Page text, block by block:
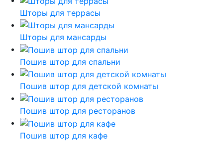
Шторы для террасы
Шторы для мансарды
Пошив штор для спальни
Пошив штор для детской комнаты
Пошив штор для ресторанов
Пошив штор для кафе